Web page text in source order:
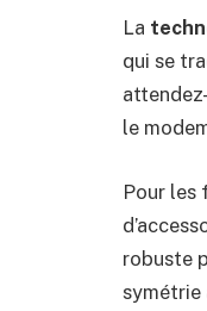
La
qui se
le
Pour les
robuste
symétrie